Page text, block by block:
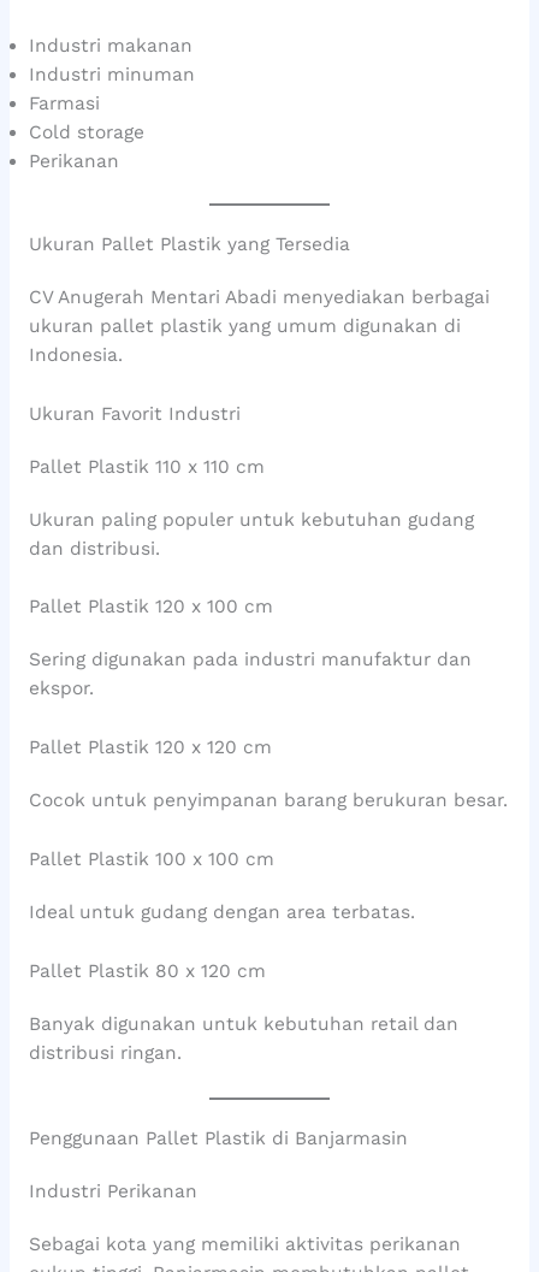
Industri makanan
Industri minuman
Farmasi
Cold storage
Perikanan
Ukuran Pallet Plastik yang Tersedia
CV Anugerah Mentari Abadi menyediakan berbagai
ukuran pallet plastik yang umum digunakan di
Indonesia.
Ukuran Favorit Industri
Pallet Plastik 110 x 110 cm
Ukuran paling populer untuk kebutuhan gudang
dan distribusi.
Pallet Plastik 120 x 100 cm
Sering digunakan pada industri manufaktur dan
ekspor.
Pallet Plastik 120 x 120 cm
Cocok untuk penyimpanan barang berukuran besar.
Pallet Plastik 100 x 100 cm
Ideal untuk gudang dengan area terbatas.
Pallet Plastik 80 x 120 cm
Banyak digunakan untuk kebutuhan retail dan
distribusi ringan.
Penggunaan Pallet Plastik di Banjarmasin
Industri Perikanan
Sebagai kota yang memiliki aktivitas perikanan